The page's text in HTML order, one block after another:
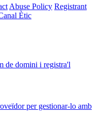
Abuse Policy Registrant
Ètic
de domini i registra'l
per gestionar-lo amb